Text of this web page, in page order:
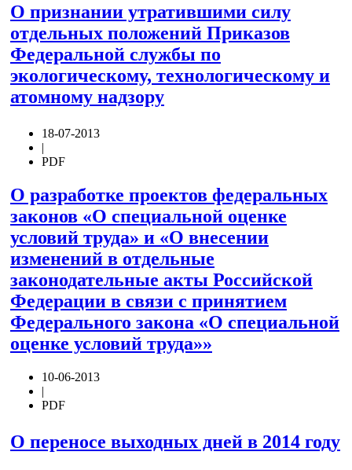
О признании утратившими силу
отдельных положений Приказов
Федеральной службы по
экологическому, технологическому и
атомному надзору
18-07-2013
|
PDF
О разработке проектов федеральных
законов «О специальной оценке
условий труда» и «О внесении
изменений в отдельные
законодательные акты Российской
Федерации в связи с принятием
Федерального закона «О специальной
оценке условий труда»»
10-06-2013
|
PDF
О переносе выходных дней в 2014 году